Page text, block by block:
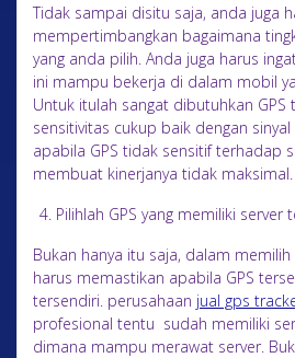
Tidak sampai disitu saja, anda juga
mempertimbangkan bagaimana
yang anda pilih. Anda juga harus
ini mampu bekerja di dalam mobil
Untuk itulah sangat dibutuhkan GPS
sensitivitas cukup baik dengan sinyal
apabila GPS tidak sensitif terhadap
membuat kinerjanya tidak maksimal.
Pilihlah GPS yang memiliki server
Bukan hanya itu saja, dalam memilih
harus memastikan apabila GPS
tersendiri. perusahaan jual gps
profesional tentu sudah memiliki
dimana mampu merawat server.